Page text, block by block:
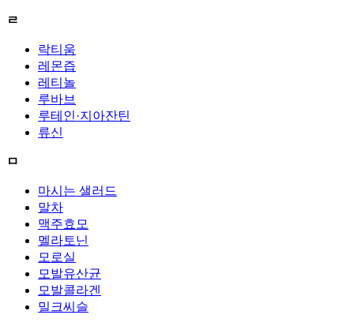
ㄹ
락티움
레몬즙
레티놀
루바브
루테인·지아잔틴
류신
ㅁ
마시는 샐러드
말차
맥주효모
멜라토닌
모로실
모발유산균
모발콜라겐
밀크씨슬